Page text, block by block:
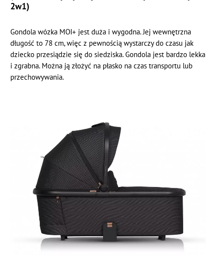
2w1)
Gondola wózka MOI+ jest duża i wygodna. Jej wewnętrzna
długość to 78 cm, więc z pewnością wystarczy do czasu jak
dziecko przesiądzie się do siedziska. Gondola jest bardzo lekka
i zgrabna. Można ją złożyć na płasko na czas transportu lub
przechowywania.